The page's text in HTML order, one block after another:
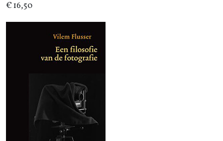
€ 16,50